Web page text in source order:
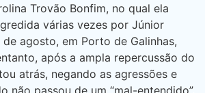
Trovão Bonfim, no qual ela
várias vezes por Júnior
agosto, em Porto de Galinhas,
após a ampla repercussão do
atrás, negando as agressões e
não passou de um “mal-entendido”,